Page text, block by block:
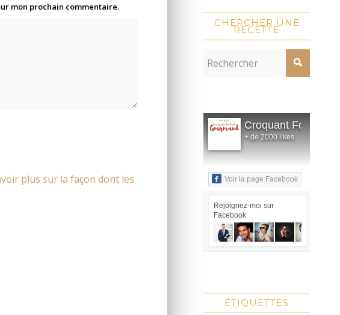
mon prochain commentaire.
plus sur la façon dont les
CHERCHER UNE
RECETTE
Croquant Fondant
+ de 2000 likes
Voir la page Facebook
Rejoignez-moi sur
Facebook
ÉTIQUETTES